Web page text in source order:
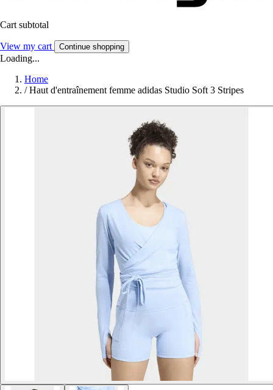
Cart subtotal
View my cart Continue shopping
Loading...
Home
/ Haut d'entraînement femme adidas Studio Soft 3 Stripes